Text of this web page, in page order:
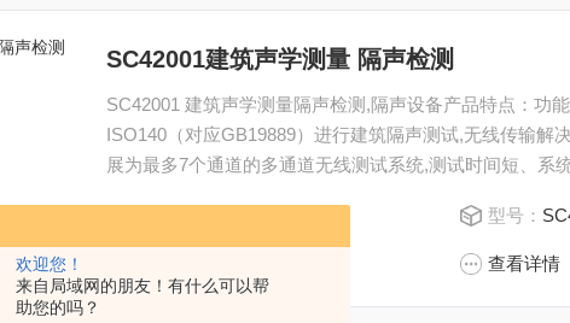
欢迎您！
来自局域网的朋友！有什么可以帮
助您的吗？
SC42001建筑声学测量 隔声检测
SC42001 建筑声学测量隔声检测,隔声设备产品特点：功能完备 操作容易 无线测试,*依据
ISO140（对应GB19889）进行建筑隔声测试,无线传输解
展为最多7个通道的多通道无线测试系统,测试时间短、系
型号：
查看详情